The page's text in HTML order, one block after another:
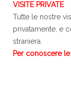
VISITE PRIVATE
Tutte le nostre
privatamente, e
straniera.
Per conoscere